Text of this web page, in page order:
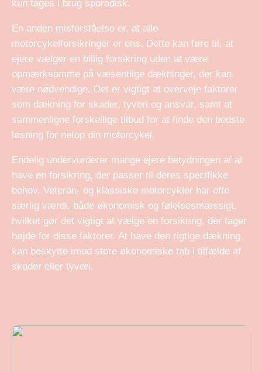
kun tages i brug sporadisk.
En anden misforståelse er, at alle
motorcykelforsikringer er ens. Dette kan føre til, at
ejere vælger en billig forsikring uden at være
opmærksomme på væsentlige dækninger, der kan
være nødvendige. Det er vigtigt at overveje faktorer
som dækning for skader, tyveri og ansvar, samt at
sammenligne forskellige tilbud for at finde den bedste
løsning for netop din motorcykel.
Endelig undervurderer mange ejere betydningen af at
have en forsikring, der passer til deres specifikke
behov. Veteran- og klassiske motorcykler har ofte
særlig værdi, både økonomisk og følelsesmæssigt,
hvilket gør det vigtigt at vælge en forsikring, der tager
højde for disse faktorer. At have den rigtige dækning
kan beskytte imod store økonomiske tab i tilfælde af
skader eller tyveri.